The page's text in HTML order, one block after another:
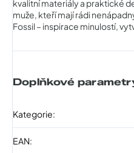
kvalitní materiály a praktické
muže, kteří mají rádi
Fossil – inspirace minulostí,
Doplňkové
Kategorie:
EAN: